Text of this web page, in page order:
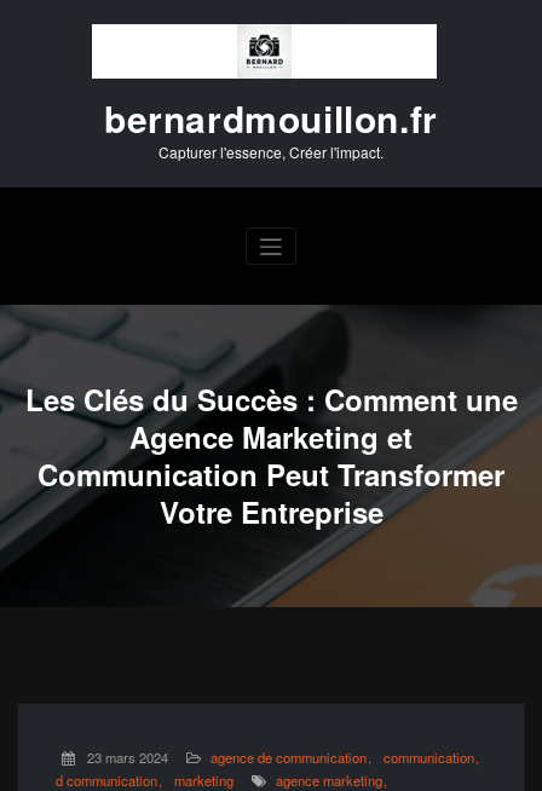
bernardmouillon.fr
Capturer l'essence, Créer l'impact.
Les Clés du Succès : Comment une
Agence Marketing et
Communication Peut Transformer
Votre Entreprise
23 mars 2024 agence de communication
communication
d communication
marketing
agence marketing